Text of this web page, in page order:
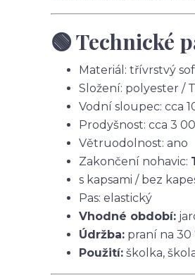
🟢 Technické
Materiál: třívrstvý
Složení: polyester /
Vodní sloupec: cca
Prodyšnost: cca 3
Větruodolnost: ano
Zakončení nohavic:
s kapsami / bez
Pas: elastický
Vhodné období:
Údržba: praní na 30
Použití: školka,